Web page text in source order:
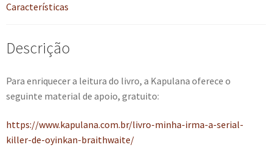
Características
Descrição
Para enriquecer a leitura do livro, a Kapulana oferece o
seguinte material de apoio, gratuito:
https://www.kapulana.com.br/livro-minha-irma-a-serial-
killer-de-oyinkan-braithwaite/